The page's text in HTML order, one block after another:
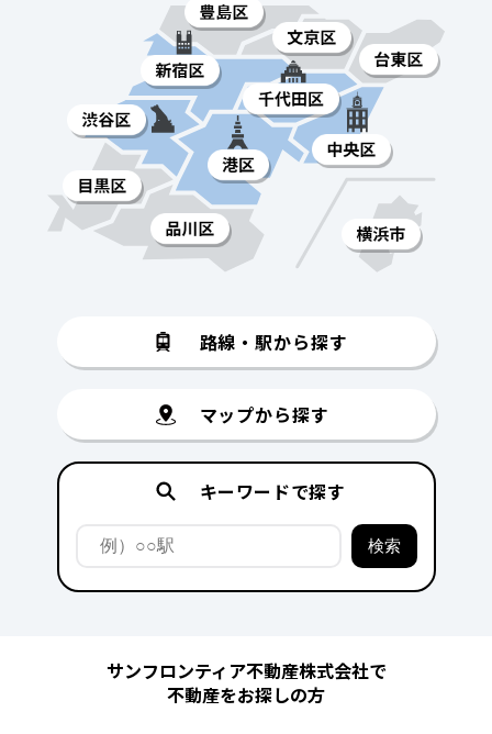
路線・駅から探す
マップから探す
キーワードで探す
サンフロンティア不動産株式会社で
不動産をお探しの方